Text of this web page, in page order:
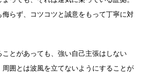
侮らず、コツコツと誠意をもって丁寧に対
ことがあっても、強い自己主張はしない
囲とは波風を立てないようにすることが